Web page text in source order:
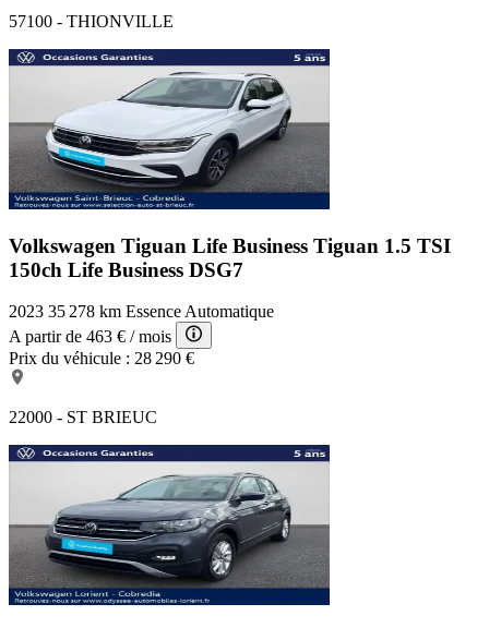
57100 - THIONVILLE
Volkswagen Tiguan Life Business Tiguan 1.5 TSI
150ch Life Business DSG7
2023 35 278 km Essence Automatique
A partir de 463 € / mois
Prix du véhicule : 28 290 €
22000 - ST BRIEUC